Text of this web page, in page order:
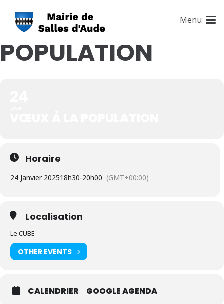
Menu
VŒUX À LA
POPULATION
Horaire
24 Janvier 202518h30-20h00 (GMT+00:00)
Localisation
Le CUBE
OTHER EVENTS
CALENDRIER GOOGLE AGENDA